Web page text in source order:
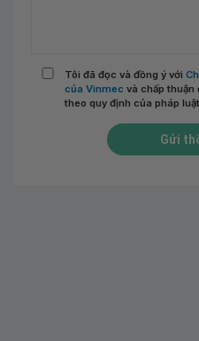
Tôi đã đọc và đồng ý với
của Vinmec và chấp thuận
theo quy định của pháp
Gửi